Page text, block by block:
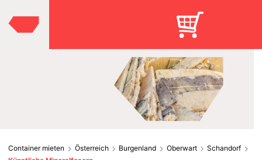
Container mieten Österreich Burgenland Oberwart
Schandorf